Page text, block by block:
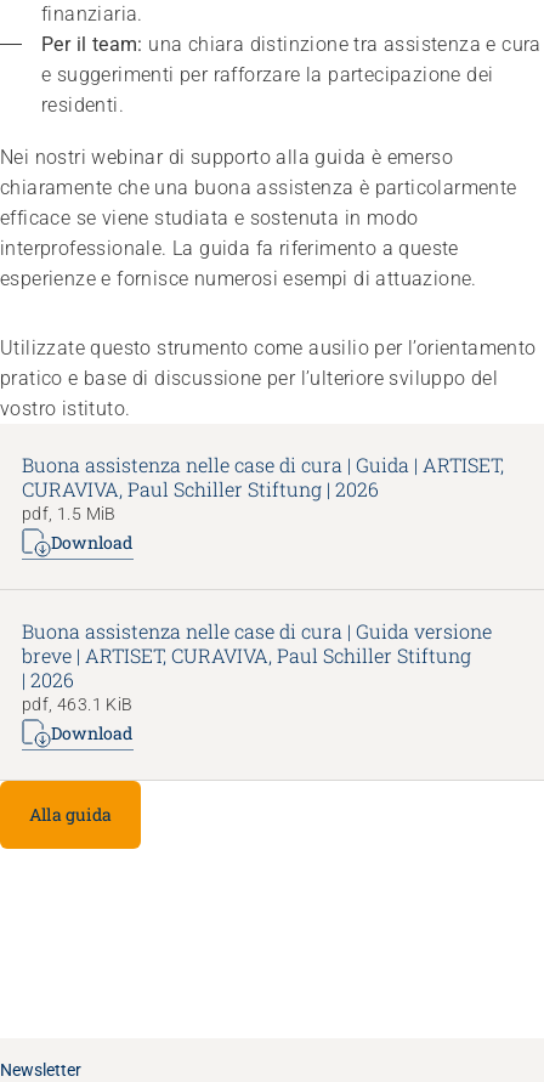
«Qui mi sento a casa»
20.01.2027 Lausanne
finanziaria.
Per il team: una chiara distinzione tra assistenza e cura
e suggerimenti per rafforzare la partecipazione dei
residenti.
Nei nostri webinar di supporto alla guida è emerso
chiaramente che una buona assistenza è particolarmente
efficace se viene studiata e sostenuta in modo
interprofessionale. La guida fa riferimento a queste
esperienze e fornisce numerosi esempi di attuazione.
Utilizzate questo strumento come ausilio per l’orientamento
pratico e base di discussione per l’ulteriore sviluppo del
vostro istituto.
Buona assistenza nelle case di cura | Guida | ARTISET,
CURAVIVA, Paul Schiller Stiftung | 2026
pdf, 1.5 MiB
Download
Buona assistenza nelle case di cura | Guida versione
breve | ARTISET, CURAVIVA, Paul Schiller Stiftung
| 2026
pdf, 463.1 KiB
Download
Alla guida
Newsletter